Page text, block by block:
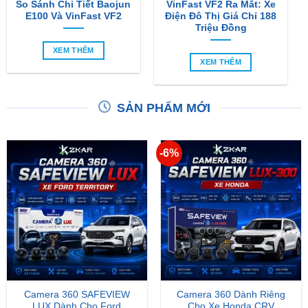
So Sánh Chi Tiết Baojun
E100 Và VinFast VF2
XEM THÊM
VinFast VF2 Ra Mắt: Xe
Điện Đô Thị Giá Chỉ 188
Triệu Đồng
XEM THÊM
SẢN PHẨM MỚI
Camera 360 SAFEVIEW
-6%
Camera 360 Dành Riêng